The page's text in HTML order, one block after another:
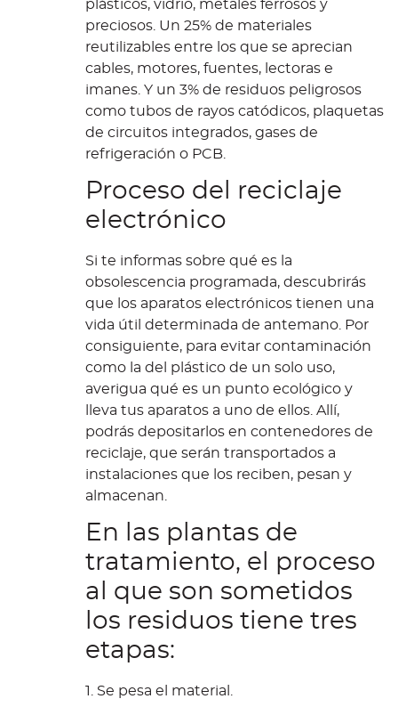
plásticos, vidrio, metales ferrosos y
preciosos. Un 25% de materiales
reutilizables entre los que se aprecian
cables, motores, fuentes, lectoras e
imanes. Y un 3% de residuos peligrosos
como tubos de rayos catódicos, plaquetas
de circuitos integrados, gases de
refrigeración o PCB.
Proceso del reciclaje
electrónico
Si te informas sobre qué es la
obsolescencia programada, descubrirás
que los aparatos electrónicos tienen una
vida útil determinada de antemano. Por
consiguiente, para evitar contaminación
como la del plástico de un solo uso,
averigua qué es un punto ecológico y
lleva tus aparatos a uno de ellos. Allí,
podrás depositarlos en contenedores de
reciclaje, que serán transportados a
instalaciones que los reciben, pesan y
almacenan.
En las plantas de
tratamiento, el proceso
al que son sometidos
los residuos tiene tres
etapas:
1. Se pesa el material.